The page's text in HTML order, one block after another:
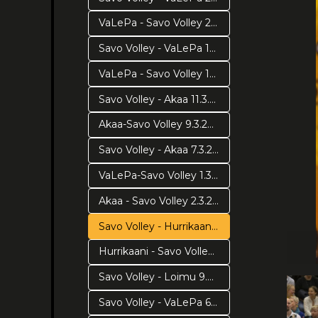
VaLePa - Savo Volley 21.3.2019 Välierä 3
Savo Volley - VaLePa 19.3.2019 Välierä 2
VaLePa - Savo Volley 17.3.2019 Välierä 1
Savo Volley - Akaa 11.3.2019
Akaa-Savo Volley 9.3.2019
Savo Volley - Akaa 7.3.2019
VaLePa-Savo Volley 1.3.2019
Akaa - Savo Volley 2.3.2019
Savo Volley - Hurrikaani 23.2.2019
Hurrikaani - Savo Volley 20.2.2019
Savo Volley - Loimu 9.2.2019
Savo Volley - VaLePa 6.2.2019